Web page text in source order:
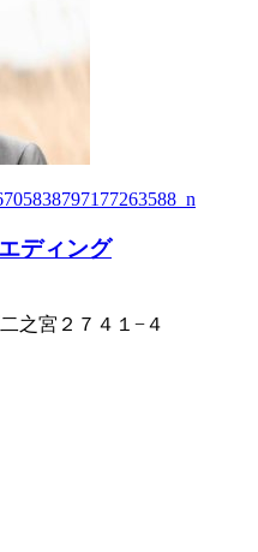
ディング
之宮２７４１−４